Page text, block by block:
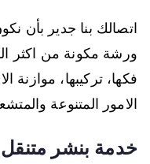
اتصالك بنا جدير بأن
ورشة مكونة من اكثر
فكها، تركيبها، موازنة
الامور المتنوعة
خدمة بنشر